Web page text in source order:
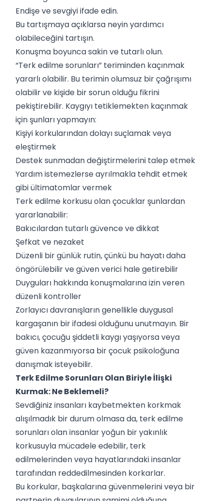
Endişe ve sevgiyi ifade edin.
Bu tartışmaya açıklarsa neyin yardımcı
olabileceğini tartışın.
Konuşma boyunca sakin ve tutarlı olun.
“Terk edilme sorunları” teriminden kaçınmak
yararlı olabilir. Bu terimin olumsuz bir çağrışımı
olabilir ve kişide bir sorun olduğu fikrini
pekiştirebilir. Kaygıyı tetiklemekten kaçınmak
için şunları yapmayın:
Kişiyi korkularından dolayı suçlamak veya
eleştirmek
Destek sunmadan değiştirmelerini talep etmek
Yardım istemezlerse ayrılmakla tehdit etmek
gibi ültimatomlar vermek
Terk edilme korkusu olan çocuklar şunlardan
yararlanabilir:
Bakıcılardan tutarlı güvence ve dikkat
Şefkat ve nezaket
Düzenli bir günlük rutin, çünkü bu hayatı daha
öngörülebilir ve güven verici hale getirebilir
Duyguları hakkında konuşmalarına izin veren
düzenli kontroller
Zorlayıcı davranışların genellikle duygusal
kargaşanın bir ifadesi olduğunu unutmayın. Bir
bakıcı, çocuğu şiddetli kaygı yaşıyorsa veya
güven kazanmıyorsa bir çocuk psikoloğuna
danışmak isteyebilir.
Terk Edilme Sorunları Olan Biriyle İlişki
Kurmak: Ne Beklemeli?
Sevdiğiniz insanları kaybetmekten korkmak
alışılmadık bir durum olmasa da, terk edilme
sorunları olan insanlar yoğun bir yakınlık
korkusuyla mücadele edebilir, terk
edilmelerinden veya hayatlarındaki insanlar
tarafından reddedilmesinden korkarlar.
Bu korkular, başkalarına güvenmelerini veya bir